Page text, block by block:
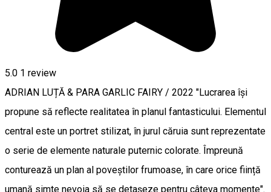
5.0 1 review
ADRIAN LUȚĂ & PARA GARLIC FAIRY / 2022 "Lucrarea își
propune să reflecte realitatea în planul fantasticului. Elementul
central este un portret stilizat, în jurul căruia sunt reprezentate
o serie de elemente naturale puternic colorate. Împreună
conturează un plan al poveștilor frumoase, în care orice ființă
umană simte nevoia să se detașeze pentru câteva momente".